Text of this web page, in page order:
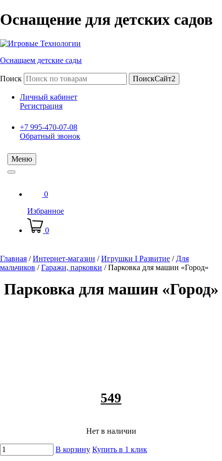
Оснащение для детских садов
Оснащаем детские сады
Поиск ПоискСайт2
Личный кабинет
Регистрация
+7 995-470-07-08
Обратный звонок
Меню
0
Избранное
0
Главная /Интернет-магазин /Игрушки I Развитие / Для
мальчиков /Гаражи, парковки /Парковка для машин «Город»
Парковка для машин «Город»
549
Нет в наличии
В корзину Купить в 1 клик